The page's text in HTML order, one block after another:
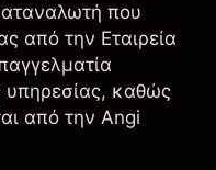
που
από την Εταιρεία
υπηρεσίας, καθώς
από την Angi